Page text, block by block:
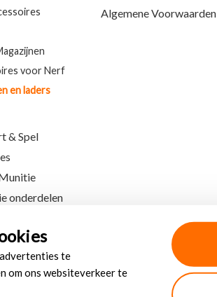
te
om ons websiteverkeer te
voor Nerf
en laders
& Spel
onderdelen
Algemene Voorwaarden